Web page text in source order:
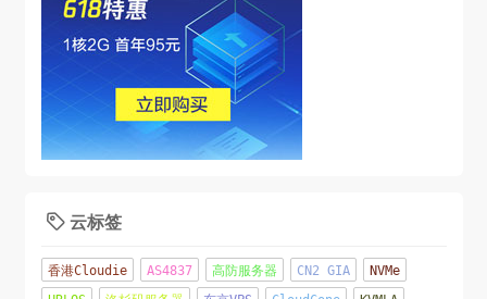
 云标签
香港Cloudie AS4837 高防服务器 CN2 GIA
NVMe